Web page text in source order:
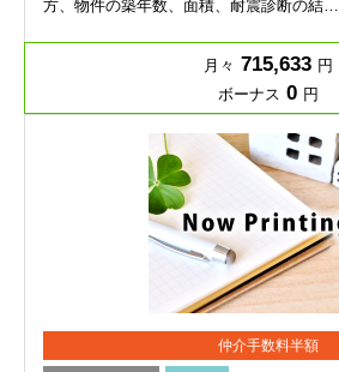
方、物件の築年数、面積、耐震診断の結…
月々 715,633 円
ボーナス 0 円
仲介手数料半額